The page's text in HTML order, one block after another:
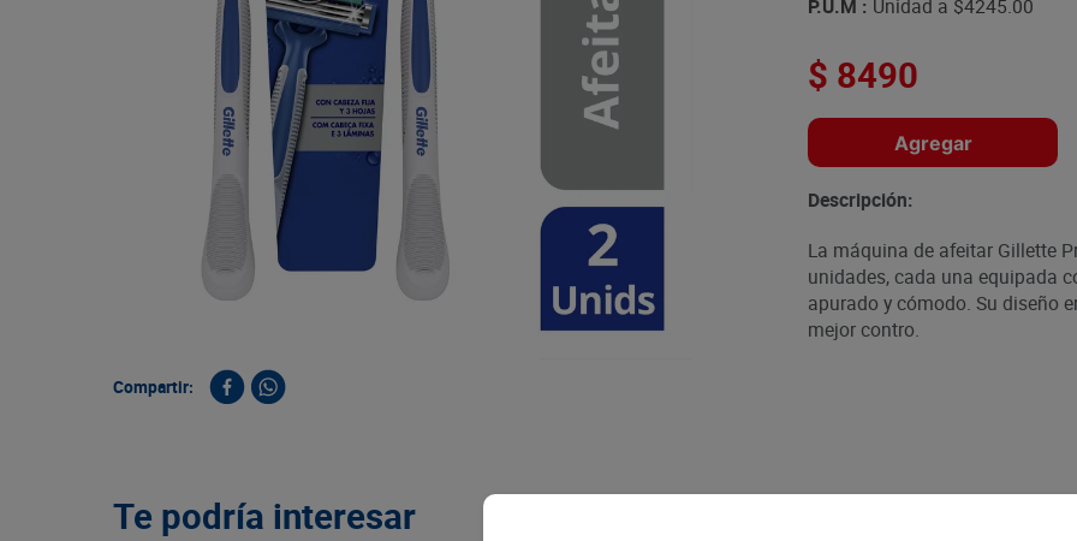
9.
queso
10
papa
Compartir:
P.U.M : Unidad a $4245.00
$ 8490
Agregar
Descripción:
La máquina de afeitar Gillette
unidades, cada una equipada
apurado y cómodo. Su diseño
mejor contro.
Te podría interesar